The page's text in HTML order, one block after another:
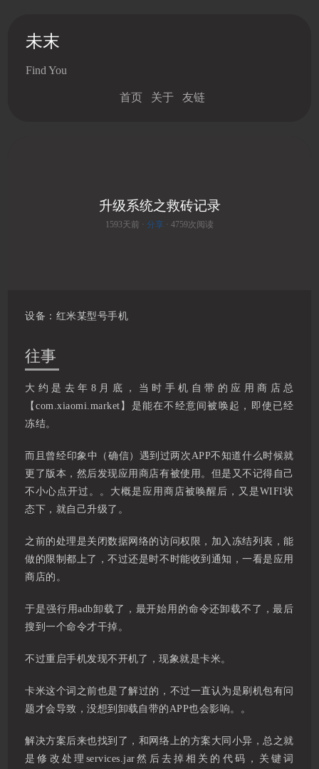
未末
Find You
首页 关于 友链
升级系统之救砖记录
1593天前 · 分享 · 4759次阅读
设备：红米某型号手机
往事
大约是去年8月底，当时手机自带的应用商店总
【com.xiaomi.market】是能在不经意间被唤起，即使已经
冻结。
而且曾经印象中（确信）遇到过两次APP不知道什么时候就
更了版本，然后发现应用商店有被使用。但是又不记得自己
不小心点开过。。大概是应用商店被唤醒后，又是WIFI状
态下，就自己升级了。
之前的处理是关闭数据网络的访问权限，加入冻结列表，能
做的限制都上了，不过还是时不时能收到通知，一看是应用
商店的。
于是强行用adb卸载了，最开始用的命令还卸载不了，最后
搜到一个命令才干掉。
不过重启手机发现不开机了，现象就是卡米。
卡米这个词之前也是了解过的，不过一直认为是刷机包有问
题才会导致，没想到卸载自带的APP也会影响。。
解决方案后来也找到了，和网络上的方案大同小异，总之就
是修改处理services.jar然后去掉相关的代码，关键词